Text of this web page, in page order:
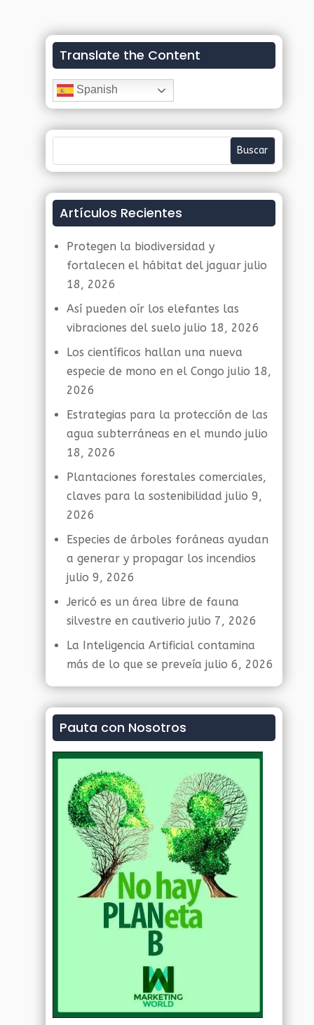
Translate the Content
Spanish
Artículos Recientes
Protegen la biodiversidad y
fortalecen el hábitat del jaguar julio
18, 2026
Así pueden oír los elefantes las
vibraciones del suelo julio 18, 2026
Los científicos hallan una nueva
especie de mono en el Congo julio 18,
2026
Estrategias para la protección de las
agua subterráneas en el mundo julio
18, 2026
Plantaciones forestales comerciales,
claves para la sostenibilidad julio 9,
2026
Especies de árboles foráneas ayudan
a generar y propagar los incendios
julio 9, 2026
Jericó es un área libre de fauna
silvestre en cautiverio julio 7, 2026
La Inteligencia Artificial contamina
más de lo que se preveía julio 6, 2026
Pauta con Nosotros